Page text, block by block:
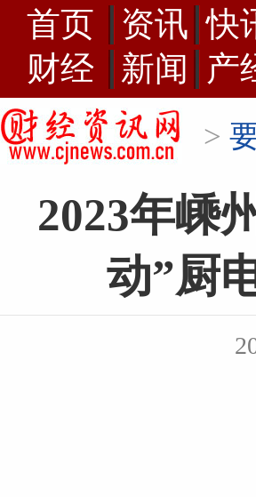
首页 资讯 快
财经
新闻 产
>
2023年嵊
动”厨